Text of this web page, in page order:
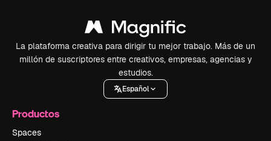
La plataforma creativa para dirigir tu mejor trabajo. Más de un
millón de suscriptores entre creativos, empresas, agencias y
estudios.
Español
Productos
Spaces